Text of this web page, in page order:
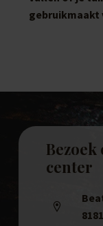
gebruikmaakt
center